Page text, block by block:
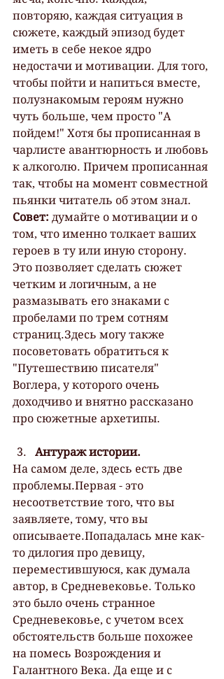
повторяю, каждая ситуация в
сюжете, каждый эпизод будет
иметь в себе некое ядро
недостачи и мотивации. Для того,
чтобы пойти и напиться вместе,
полузнакомым героям нужно
чуть больше, чем просто "А
пойдем!" Хотя бы прописанная в
чарлисте авантюрность и любовь
к алкоголю. Причем прописанная
так, чтобы на момент совместной
пьянки читатель об этом знал.
Совет: думайте о мотивации и о
том, что именно толкает ваших
героев в ту или иную сторону.
Это позволяет сделать сюжет
четким и логичным, а не
размазывать его знаками с
пробелами по трем сотням
страниц.Здесь могу также
посоветовать обратиться к
"Путешествию писателя"
Воглера, у которого очень
доходчиво и внятно рассказано
про сюжетные архетипы.
Антураж истории.
На самом деле, здесь есть две
проблемы.Первая - это
несоответствие того, что вы
заявляете, тому, что вы
описываете.Попадалась мне как-
то дилогия про девицу,
переместившуюся, как думала
автор, в Средневековье. Только
это было очень странное
Средневековье, с учетом всех
обстоятельств больше похожее
на помесь Возрождения и
Галантного Века. Да еще и с